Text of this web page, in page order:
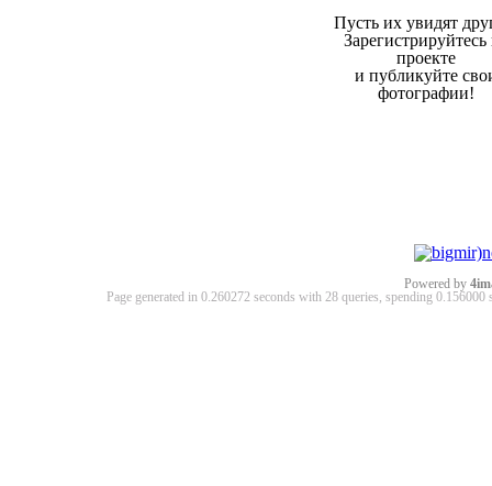
Пусть их увидят
Зарегистрируйтесь
проекте
и публикуйте
фотографии!
Powered by
Page generated in 0.260272 seconds with 28 queries, spending